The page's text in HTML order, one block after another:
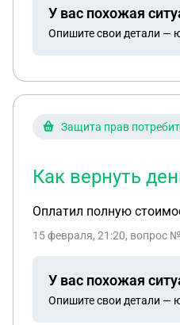
У вас похожая
Опишите свои детали —
Защита прав
Как вернуть
Оплатил полную
15 февраля, 21:20, вопрос
У вас похожая
Опишите свои детали —